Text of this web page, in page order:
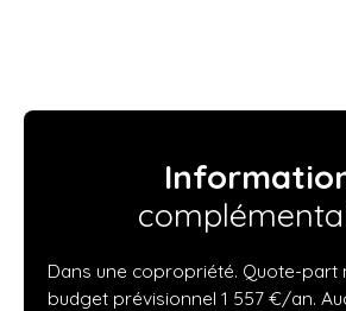
Dans une copropriété. Quote-part
budget prévisionnel 1 557 €/an.